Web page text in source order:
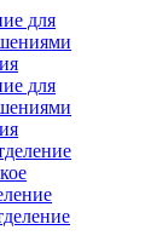
для
для